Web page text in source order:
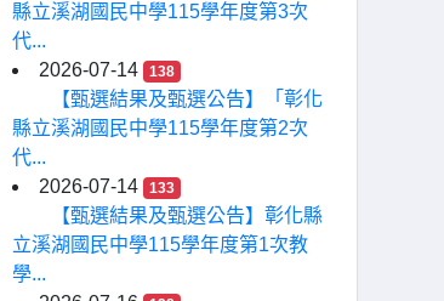
縣立溪湖國民中學115學年度第3次
代...
2026-07-14
138
【甄選結果及甄選公告】「彰化
縣立溪湖國民中學115學年度第2次
代...
2026-07-14
133
【甄選結果及甄選公告】彰化縣
立溪湖國民中學115學年度第1次教
學...